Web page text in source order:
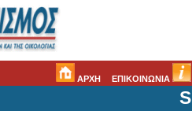
ΑΡΧΗ ΕΠΙΚΟΙΝΩΝΙΑ